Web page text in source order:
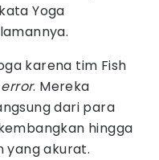
Yoga
karena tim Fish
. Mereka
dari para
hingga
yang akurat.